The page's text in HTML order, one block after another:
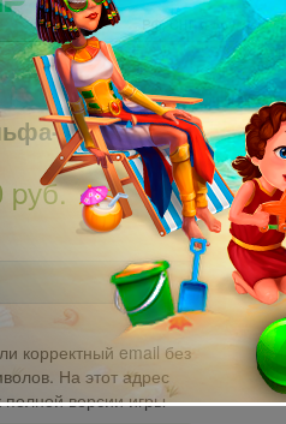
клик":
pуб.
корректный email без
На этот адрес
полной версии игры